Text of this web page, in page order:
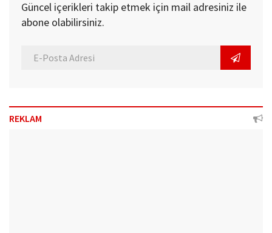
Güncel içerikleri takip etmek için mail adresiniz ile
abone olabilirsiniz.
REKLAM